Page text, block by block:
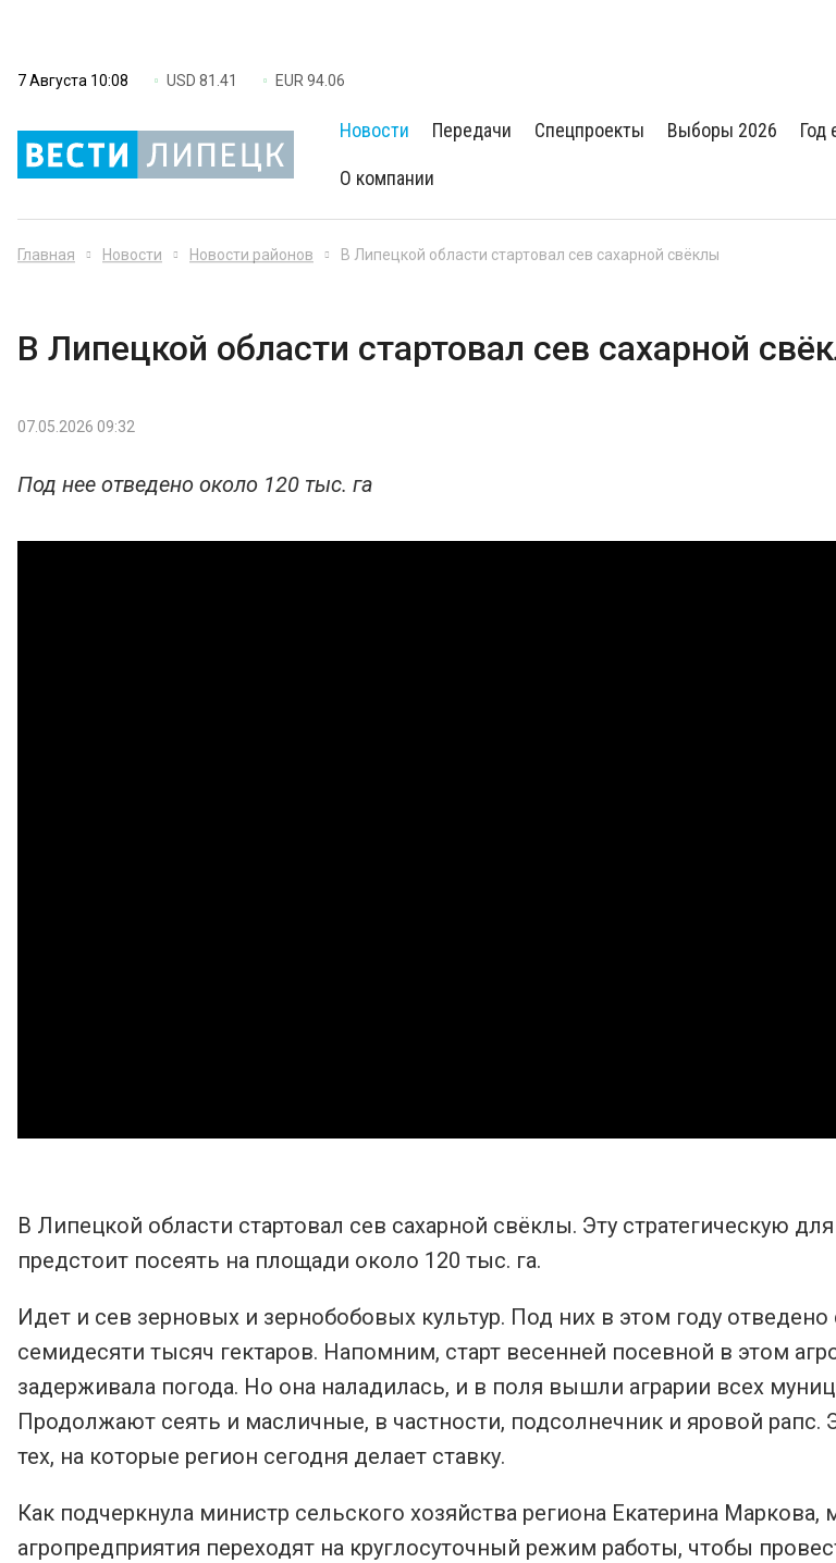
7 Августа 10:08 USD 81.41 EUR 94.06
Новости Передачи Спецпроекты Выборы 2026 Год
О компании
Главная Новости Новости районов В Липецкой области стартовал сев сахарной свёклы
В Липецкой области стартовал сев сахарной
07.05.2026 09:32
Под нее отведено около 120 тыс. га
В Липецкой области стартовал сев сахарной свёклы. Эту стратегическую для
предстоит посеять на площади около 120 тыс. га.
Идет и сев зерновых и зернобобовых культур. Под них в этом году
семидесяти тысяч гектаров. Напомним, старт весенней посевной в этом
задерживала погода. Но она наладилась, и в поля вышли аграрии всех
Продолжают сеять и масличные, в частности, подсолнечник и яровой рапс.
тех, на которые регион сегодня делает ставку.
Как подчеркнула министр сельского хозяйства региона Екатерина Маркова,
агропредприятия переходят на круглосуточный режим работы, чтобы